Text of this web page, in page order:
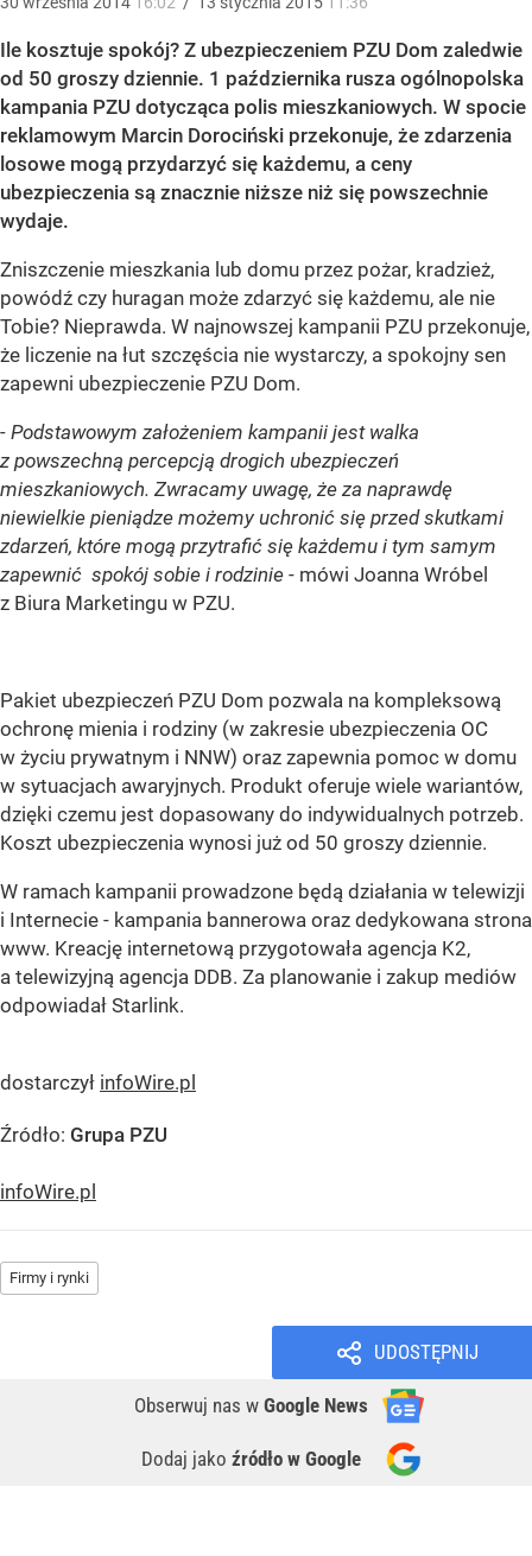
Ile kosztuje spokój? Z ubezpieczeniem PZU Dom zaledwie
od 50 groszy dziennie. 1 października rusza ogólnopolska
kampania PZU dotycząca polis mieszkaniowych. W spocie
reklamowym Marcin Dorociński przekonuje, że zdarzenia
losowe mogą przydarzyć się każdemu, a ceny
ubezpieczenia są znacznie niższe niż się powszechnie
wydaje.
Zniszczenie mieszkania lub domu przez pożar, kradzież,
powódź czy huragan może zdarzyć się każdemu, ale nie
Tobie? Nieprawda. W najnowszej kampanii PZU przekonuje,
że liczenie na łut szczęścia nie wystarczy, a spokojny sen
zapewni ubezpieczenie PZU Dom.
- Podstawowym założeniem kampanii jest walka
z powszechną percepcją drogich ubezpieczeń
mieszkaniowych. Zwracamy uwagę, że za naprawdę
niewielkie pieniądze możemy uchronić się przed skutkami
zdarzeń, które mogą przytrafić się każdemu i tym samym
zapewnić spokój sobie i rodzinie - mówi Joanna Wróbel
z Biura Marketingu w PZU.
Pakiet ubezpieczeń PZU Dom pozwala na kompleksową
ochronę mienia i rodziny (w zakresie ubezpieczenia OC
w życiu prywatnym i NNW) oraz zapewnia pomoc w domu
w sytuacjach awaryjnych. Produkt oferuje wiele wariantów,
dzięki czemu jest dopasowany do indywidualnych potrzeb.
Koszt ubezpieczenia wynosi już od 50 groszy dziennie.
W ramach kampanii prowadzone będą działania w telewizji
i Internecie - kampania bannerowa oraz dedykowana strona
www. Kreację internetową przygotowała agencja K2,
a telewizyjną agencja DDB. Za planowanie i zakup mediów
odpowiadał Starlink.
dostarczył infoWire.pl
Źródło: Grupa PZU
infoWire.pl
Firmy i rynki
UDOSTĘPNIJ
Obserwuj nas w Google News
Dodaj jako źródło w Google